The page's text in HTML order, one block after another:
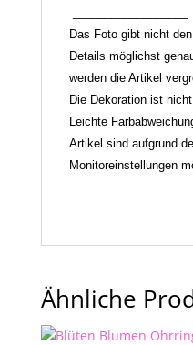
Das Foto gibt nicht
Details möglichst
werden die Artikel
Die Dekoration ist
Leichte
Artikel sind aufgrund
Monitoreinstellungen
Ähnliche